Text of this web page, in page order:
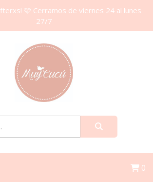
🩷 Cerramos de viernes 24 al lunes
27/7
0